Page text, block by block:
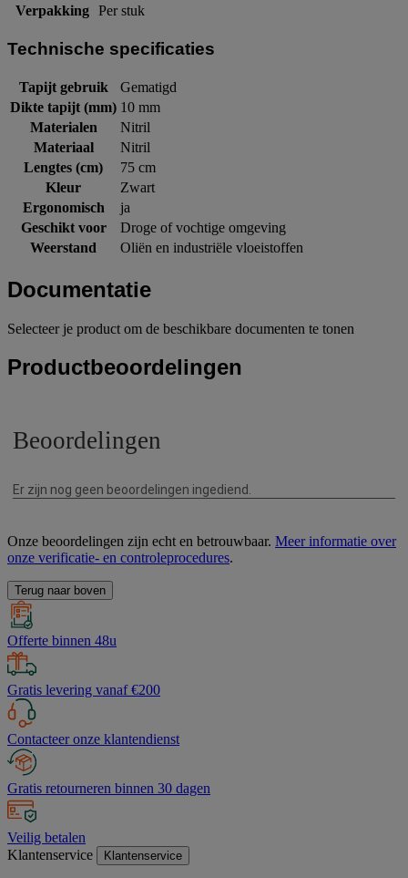
Verpakking Per stuk
Technische specificaties
Tapijt gebruik
Gematigd
Dikte tapijt (mm) 10 mm
Materialen
Nitril
Materiaal
Nitril
Lengtes (cm)
75 cm
Kleur
Zwart
Ergonomisch
ja
Geschikt voor
Droge of vochtige omgeving
Weerstand
Oliën en industriële vloeistoffen
Documentatie
Selecteer je product om de beschikbare documenten te tonen
Productbeoordelingen
Onze beoordelingen zijn echt en betrouwbaar. Meer informatie over
onze verificatie- en controleprocedures.
Terug naar boven
Offerte binnen 48u
Gratis levering vanaf €200
Contacteer onze klantendienst
Gratis retourneren binnen 30 dagen
Veilig betalen
Klantenservice
Klantenservice